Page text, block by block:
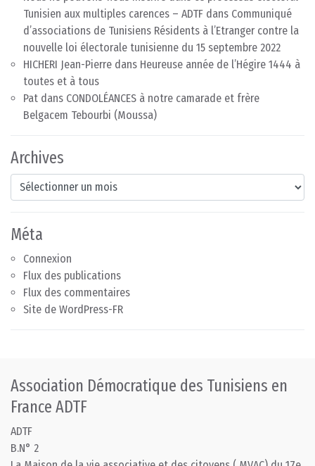
Tunisien aux multiples carences – ADTF dans Communiqué
d’associations de Tunisiens Résidents à l’Etranger contre la
nouvelle loi électorale tunisienne du 15 septembre 2022
HICHERI Jean-Pierre dans Heureuse année de l’Hégire 1444 à
toutes et à tous
Pat dans CONDOLÉANCES à notre camarade et frère
Belgacem Tebourbi (Moussa)
Archives
Archives
Méta
Connexion
Flux des publications
Flux des commentaires
Site de WordPress-FR
Association Démocratique des Tunisiens en
France ADTF
ADTF
B.N° 2